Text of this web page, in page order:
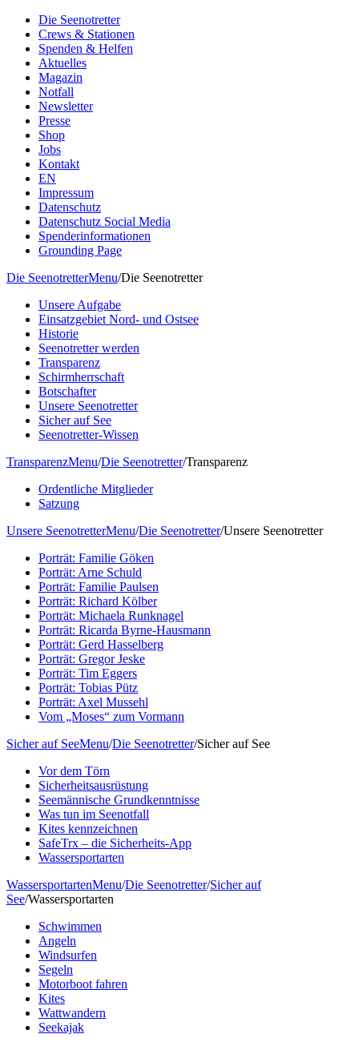
Die Seenotretter
Crews & Stationen
Spenden & Helfen
Aktuelles
Magazin
Notfall
Newsletter
Presse
Shop
Jobs
Kontakt
EN
Impressum
Datenschutz
Datenschutz Social Media
Spenderinformationen
Grounding Page
Die SeenotretterMenu/Die Seenotretter
Unsere Aufgabe
Einsatzgebiet Nord- und Ostsee
Historie
Seenotretter werden
Transparenz
Schirmherrschaft
Botschafter
Unsere Seenotretter
Sicher auf See
Seenotretter-Wissen
TransparenzMenu/Die Seenotretter/Transparenz
Ordentliche Mitglieder
Satzung
Unsere SeenotretterMenu/Die Seenotretter/Unsere Seenotretter
Porträt: Familie Göken
Porträt: Arne Schuld
Porträt: Familie Paulsen
Porträt: Richard Kölber
Porträt: Michaela Runknagel
Porträt: Ricarda Byrne-Hausmann
Porträt: Gerd Hasselberg
Porträt: Gregor Jeske
Porträt: Tim Eggers
Porträt: Tobias Pütz
Porträt: Axel Mussehl
Vom „Moses“ zum Vormann
Sicher auf SeeMenu/Die Seenotretter/Sicher auf See
Vor dem Törn
Sicherheitsausrüstung
Seemännische Grundkenntnisse
Was tun im Seenotfall
Kites kennzeichnen
SafeTrx – die Sicherheits-App
Wassersportarten
WassersportartenMenu/Die Seenotretter/Sicher auf
See/Wassersportarten
Schwimmen
Angeln
Windsurfen
Segeln
Motorboot fahren
Kites
Wattwandern
Seekajak